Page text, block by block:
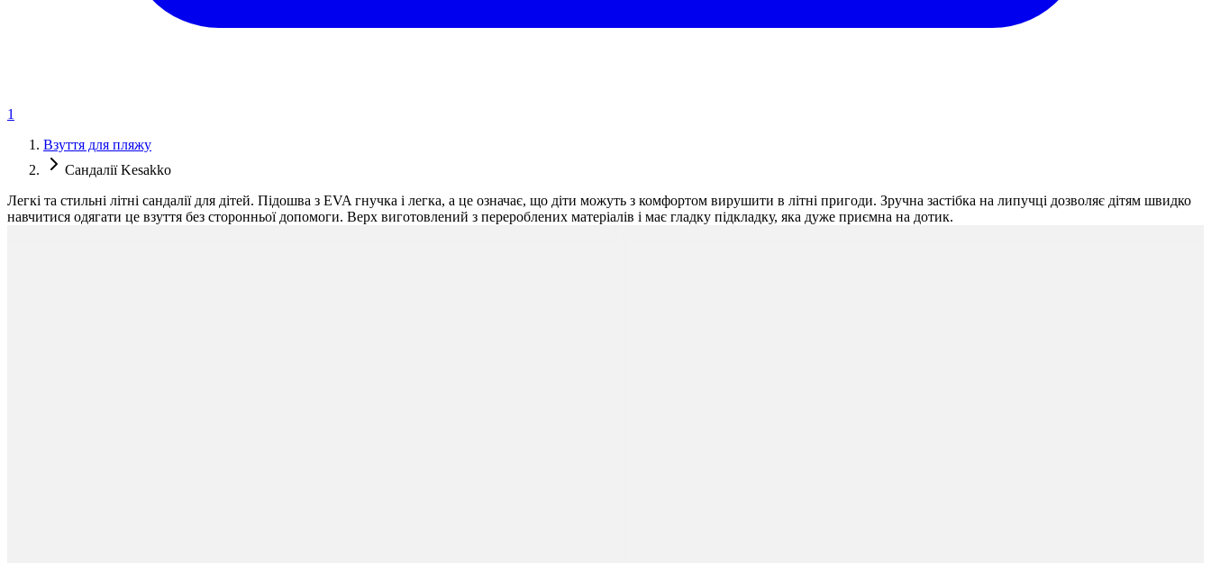
1
Взуття для пляжу
Сандалії Kesakko
Легкі та стильні літні сандалії для дітей. Підошва з EVA гнучка і легка, а це означає, що діти можуть з комфортом вирушити в літні пригоди. Зручна застібка на липучці дозволяє дітям швидко
навчитися одягати це взуття без сторонньої допомоги. Верх виготовлений з перероблених матеріалів і має гладку підкладку, яка дуже приємна на дотик.